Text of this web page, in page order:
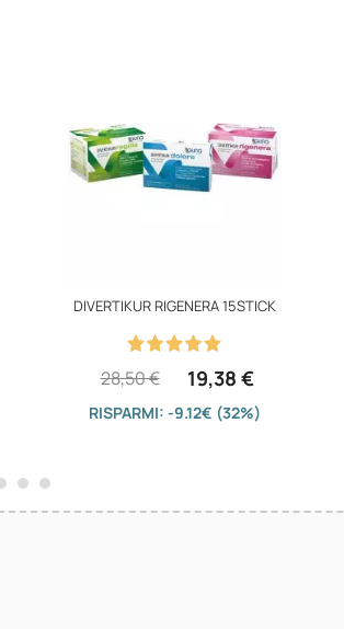
DIVERTIKUR RIGENERA 15STICK
19,38 €
28,50 €
RISPARMI: -9.12€ (32%)